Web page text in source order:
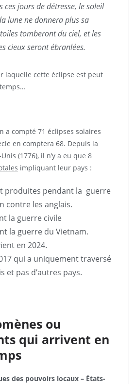
ces jours de détresse, le soleil
lune ne donnera plus sa
tomberont du ciel, et les
cieux seront ébranlées.
laquelle cette éclipse est peut
a compté 71 éclipses solaires
en comptera 68. Depuis la
(1776), il n’y a eu que 8
impliquant leur pays :
produites pendant la guerre
contre les anglais.
la guerre civile
la guerre du Vietnam.
en 2024.
qui a uniquement traversé
et pas d’autres pays.
ou
qui arrivent en
des pouvoirs locaux – États-